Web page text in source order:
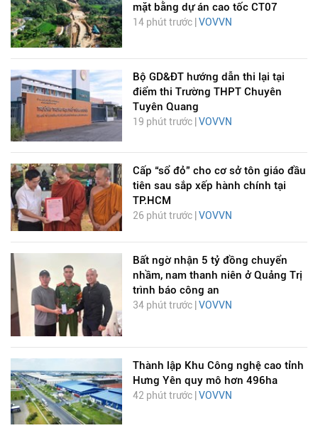
mặt bằng dự án cao tốc CT07
14 phút trước | VOVVN
Bộ GD&ĐT hướng dẫn thi lại tại
điểm thi Trường THPT Chuyên
Tuyên Quang
19 phút trước | VOVVN
Cấp “sổ đỏ” cho cơ sở tôn giáo đầu
tiên sau sắp xếp hành chính tại
TP.HCM
26 phút trước | VOVVN
Bất ngờ nhận 5 tỷ đồng chuyển
nhầm, nam thanh niên ở Quảng Trị
trình báo công an
34 phút trước | VOVVN
Thành lập Khu Công nghệ cao tỉnh
Hưng Yên quy mô hơn 496ha
42 phút trước | VOVVN